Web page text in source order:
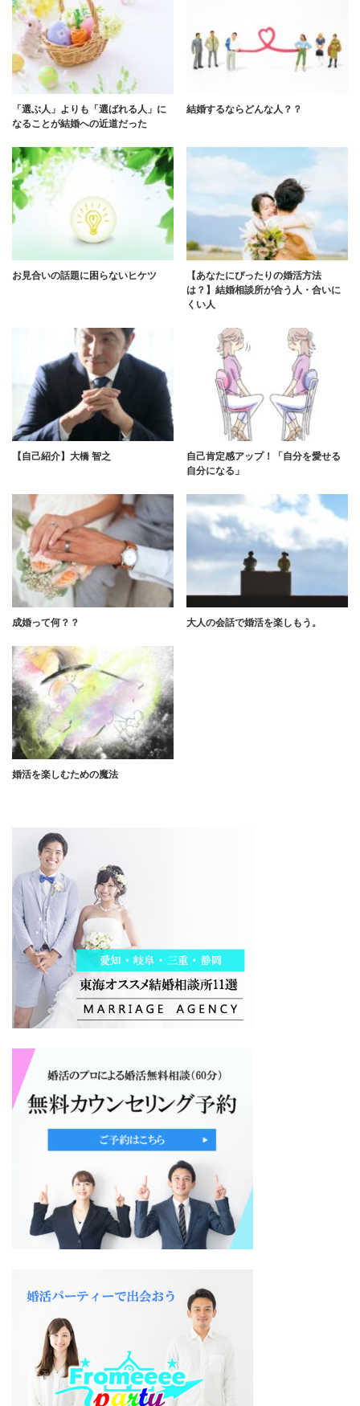
「選ぶ人」よりも「選ばれる人」に
なることが結婚への近道だった
結婚するならどんな人？？
お見合いの話題に困らないヒケツ
【あなたにぴったりの婚活方法
は？】結婚相談所が合う人・合いに
くい人
【自己紹介】大橋 智之
自己肯定感アップ！「自分を愛せる
自分になる」
成婚って何？？ 大人の会話で婚活を楽しもう。
婚活を楽しむための魔法